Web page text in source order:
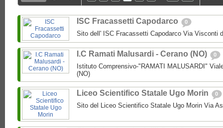
ISC Fracassetti Capodarco 0
Sito dell' ISC Fracassetti Capodarco Via Visconti
I.C Ramati Malusardi - Cerano (NO) 0
Istituto Comprensivo-"RAMATI MALUSARDI"
(NO)
Liceo Scientifico Statale Ugo Morin 0
Sito del Liceo Scientifico Statale Ugo Morin Via